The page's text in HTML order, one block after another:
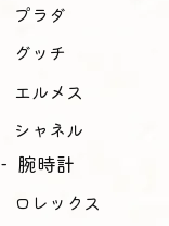
プラダ
グッチ
エルメス
シャネル
腕時計
ロレックス